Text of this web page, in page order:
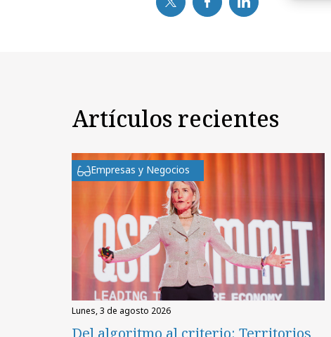
Artículos recientes
Empresas y Negocios
lunes, 3 de agosto 2026